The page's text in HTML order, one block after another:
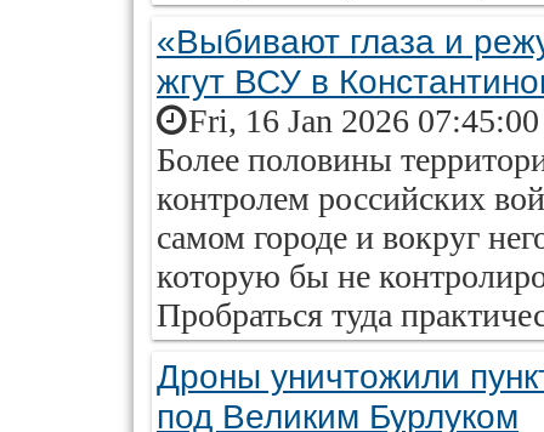
«Выбивают глаза и
жгут ВСУ в
Fri, 16 Jan 2026
Более половины
контролем российских
самом городе и вокруг
которую бы не
Пробраться туда
Дроны уничтожили
под Великим Бурлуком